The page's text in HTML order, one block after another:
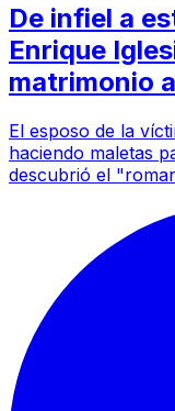
De infiel a
Enrique
matrimonio
El esposo de la
haciendo maletas
descubrió el